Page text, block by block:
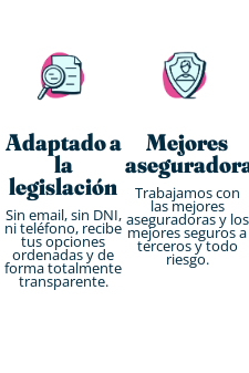
Adaptado a
la
legislación
Sin email, sin DNI,
ni teléfono, recibe
tus opciones
ordenadas y de
forma totalmente
transparente.
Mejores
Trabajamos con
las mejores
aseguradoras y los
mejores seguros a
terceros y todo
riesgo.